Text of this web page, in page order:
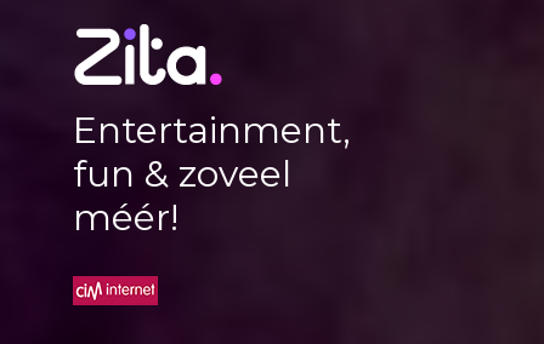
Entertainment,
fun & zoveel
méér!